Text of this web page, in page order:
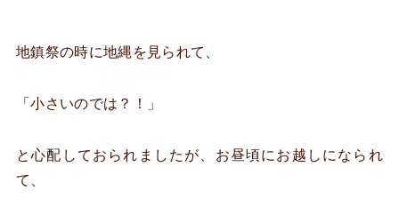
地鎮祭の時に地縄を見られて、
「小さいのでは？！」
と心配しておられましたが、お昼頃にお越しになられ
て、